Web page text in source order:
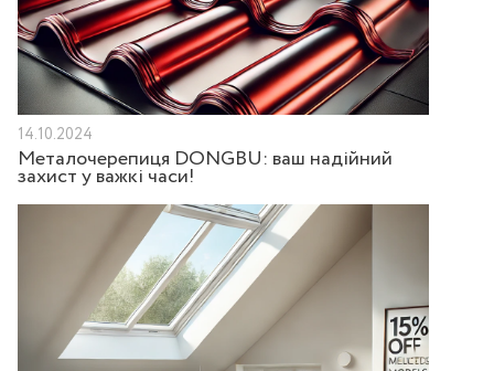
14.10.2024
Металочерепиця DONGBU: ваш надійний
захист у важкі часи!